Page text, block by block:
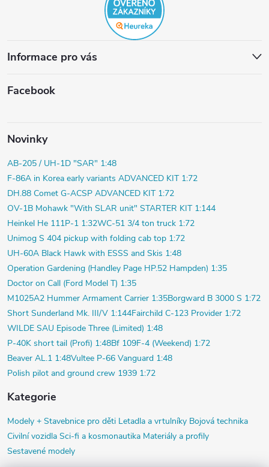
Informace pro vás
Facebook
Novinky
AB-205 / UH-1D "SAR" 1:48
F-86A in Korea early variants ADVANCED KIT 1:72
DH.88 Comet G-ACSP ADVANCED KIT 1:72
OV-1B Mohawk "With SLAR unit" STARTER KIT 1:144
Heinkel He 111P-1 1:32WC-51 3/4 ton truck 1:72
Unimog S 404 pickup with folding cab top 1:72
UH-60A Black Hawk with ESSS and Skis 1:48
Operation Gardening (Handley Page HP.52 Hampden) 1:35
Doctor on Call (Ford Model T) 1:35
M1025A2 Hummer Armament Carrier 1:35Borgward B 3000 S 1:72
Short Sunderland Mk. III/V 1:144Fairchild C-123 Provider 1:72
WILDE SAU Episode Three (Limited) 1:48
P-40K short tail (Profi) 1:48Bf 109F-4 (Weekend) 1:72
Beaver AL.1 1:48Vultee P-66 Vanguard 1:48
Polish pilot and ground crew 1939 1:72
Kategorie
Modely + Stavebnice pro děti Letadla a vrtulníky Bojová technika
Civilní vozidla Sci-fi a kosmonautika Materiály a profily
Sestavené modely